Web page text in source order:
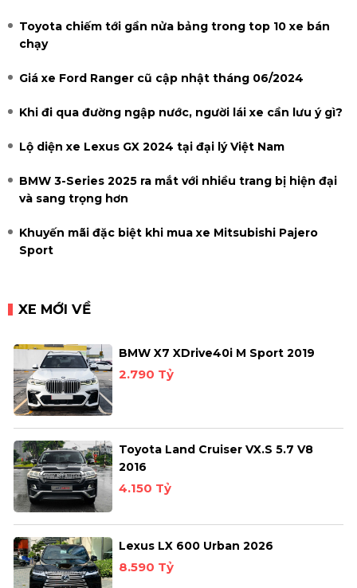
Toyota chiếm tới gần nửa bảng trong top 10 xe bán
chạy
Giá xe Ford Ranger cũ cập nhật tháng 06/2024
Khi đi qua đường ngập nước, người lái xe cần lưu ý gì?
Lộ diện xe Lexus GX 2024 tại đại lý Việt Nam
BMW 3-Series 2025 ra mắt với nhiều trang bị hiện đại
và sang trọng hơn
Khuyến mãi đặc biệt khi mua xe Mitsubishi Pajero
Sport
XE MỚI VỀ
BMW X7 XDrive40i M Sport 2019
2.790 Tỷ
Toyota Land Cruiser VX.S 5.7 V8
2016
4.150 Tỷ
Lexus LX 600 Urban 2026
8.590 Tỷ